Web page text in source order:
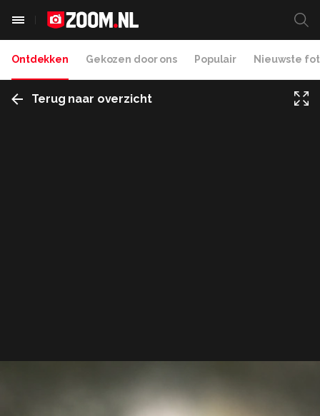
Ontdekken Gekozen door ons Populair Nieuwste
Terug naar overzicht